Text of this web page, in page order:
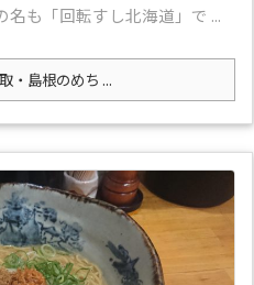
も「回転すし北海道」で ...
・島根のめち ...